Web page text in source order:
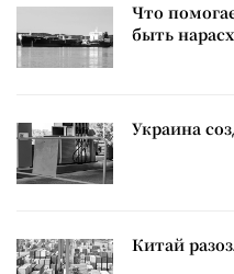
Что
быть
Украина
Китай